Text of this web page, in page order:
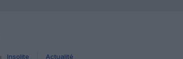
Insolite Actualité